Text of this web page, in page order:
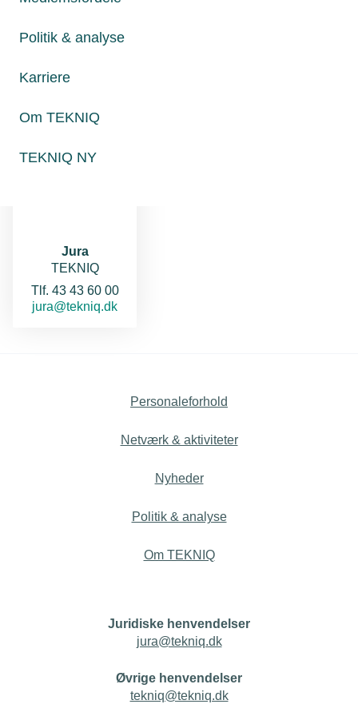
Politik & analyse
Karriere
Om TEKNIQ
TEKNIQ NY
Kontakt os
Jura
TEKNIQ
Telefon:
Tlf. 43 43 60 00
E-mail:
jura@tekniq.dk
Personaleforhold
Netværk & aktiviteter
Nyheder
Politik & analyse
Om TEKNIQ
Juridiske henvendelser
jura@tekniq.dk
Øvrige henvendelser
tekniq@tekniq.dk